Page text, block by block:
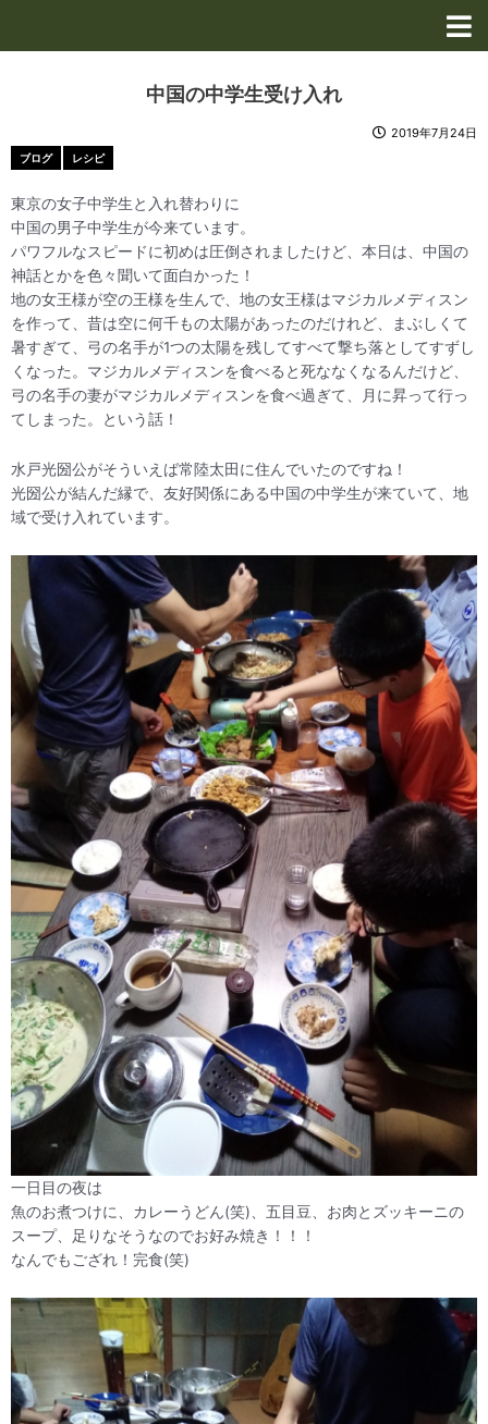
中国の中学生受け入れ
2019年7月24日
ブログ レシピ
東京の女子中学生と入れ替わりに
中国の男子中学生が今来ています。
パワフルなスピードに初めは圧倒されましたけど、本日は、中国の
神話とかを色々聞いて面白かった！
地の女王様が空の王様を生んで、地の女王様はマジカルメディスン
を作って、昔は空に何千もの太陽があったのだけれど、まぶしくて
暑すぎて、弓の名手が1つの太陽を残してすべて撃ち落としてすずし
くなった。マジカルメディスンを食べると死ななくなるんだけど、
弓の名手の妻がマジカルメディスンを食べ過ぎて、月に昇って行っ
てしまった。という話！
水戸光圀公がそういえば常陸太田に住んでいたのですね！
光圀公が結んだ縁で、友好関係にある中国の中学生が来ていて、地
域で受け入れています。
一日目の夜は
魚のお煮つけに、カレーうどん(笑)、五目豆、お肉とズッキーニの
スープ、足りなそうなのでお好み焼き！！！
なんでもござれ！完食(笑)